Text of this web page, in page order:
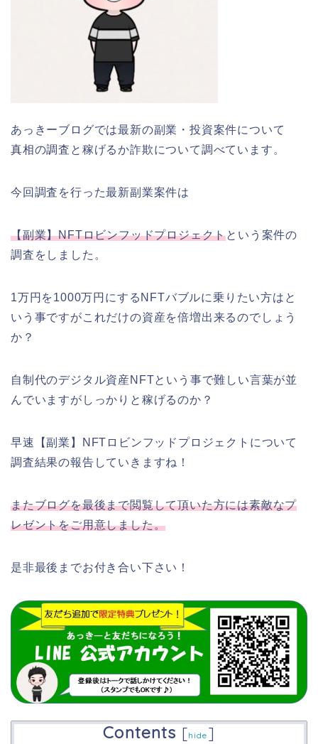
あっきーブログでは最新の副業・投資案件について
真相の調査と稼げるか詐欺について調べています。
今回調査を行った最新副業案件は
【副業】NFTロビンフッドプロジェクトという案件の
調査をしました。
1万円を1000万円にするNFTバブルに乗りたい方はと
いう事ですがこれだけの資産を倍増出来るのでしょう
か？
自制代のデジタル資産NFTという事で難しい言葉が並
んでいますがしっかりと稼げるのか？
早速【副業】NFTロビンフッドプロジェクトについて
調査結果の報告していきますね！
またブログを最後まで閲覧して頂いた方には素敵なプ
レゼントをご用意しました。
是非最後までお付き合い下さい！
Contents [hide ]